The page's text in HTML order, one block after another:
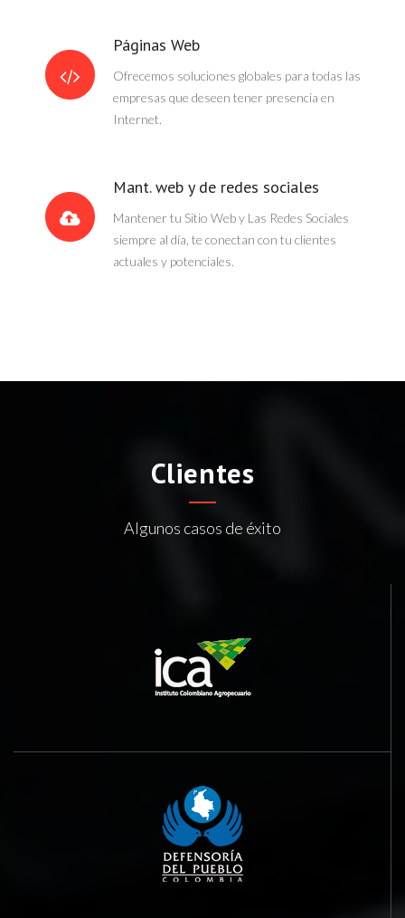
Páginas Web
Ofrecemos soluciones globales para todas las
empresas que deseen tener presencia en
Internet.
Mant. web y de redes sociales
Mantener tu Sitio Web y Las Redes Sociales
siempre al día, te conectan con tu clientes
actuales y potenciales.
Clientes
Algunos casos de éxito